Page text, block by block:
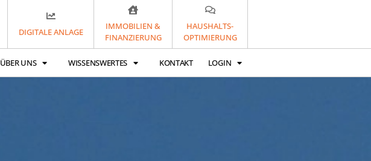
DIGITALE ANLAGE
IMMOBILIEN &
FINANZIERUNG
HAUSHALTS-
OPTIMIERUNG
ÜBER UNS WISSENSWERTES KONTAKT LOGIN